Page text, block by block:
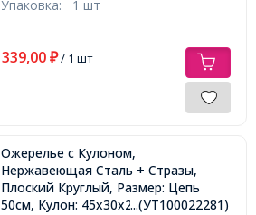
Упаковка: 1 шт
339,00 ₽/ 1 шт
Ожерелье с Кулоном,
Нержавеющая Сталь + Стразы,
Плоский Круглый, Размер: Цепь
50см, Кулон: 45x30x2.5мм,...(УТ100022281)